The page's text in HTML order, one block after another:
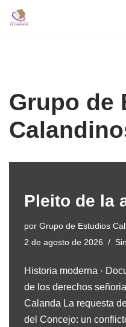
Grupo de
Pleito de la
por Grupo de Estudios
2 de agosto de 2026
Historia moderna ·
de los derechos
Calanda La requesta
del Concejo: un